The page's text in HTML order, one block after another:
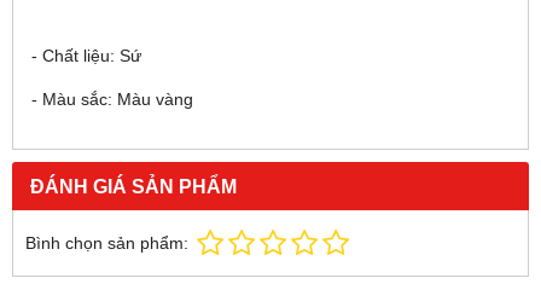
- Chất liệu: Sứ
- Màu sắc: Màu vàng
ĐÁNH GIÁ SẢN PHẨM
Bình chọn sản phẩm: